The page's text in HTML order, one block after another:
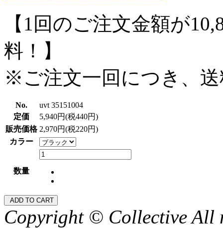
【1回のご注文金額が
料！】
※ご注文一回につき、
No.
uvt 35151004
定価
5,940円(税440円)
販売価格 2,970円(税220円)
カラー
数量
Copyright © Collective All